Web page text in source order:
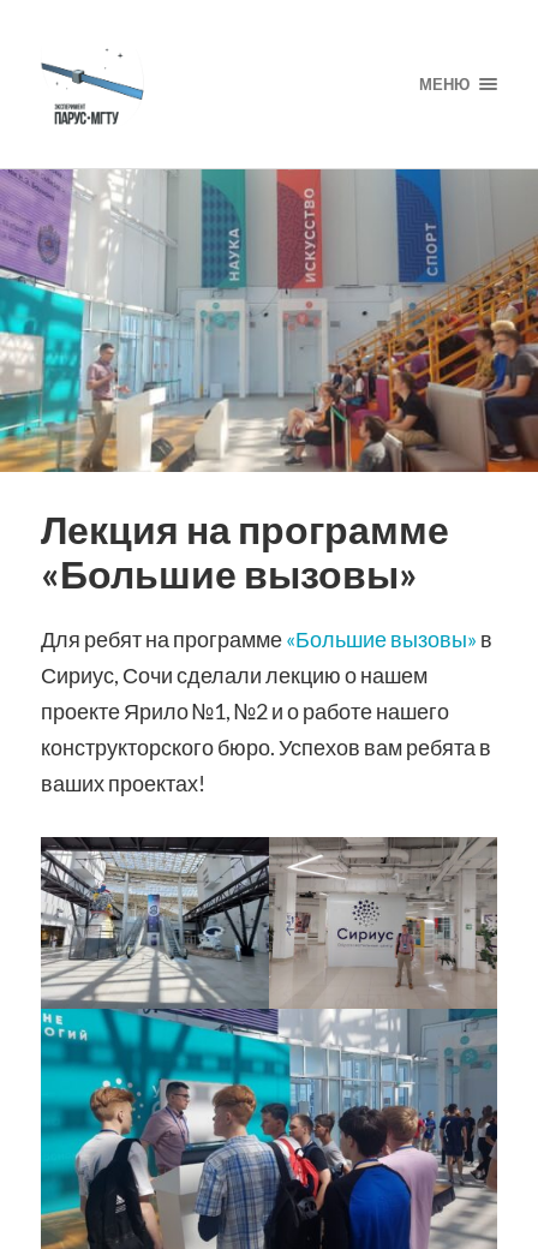
МЕНЮ
Лекция на программе
«Большие вызовы»
Для ребят на программе«Большие вызовы» в
Сириус, Сочи сделали лекцию о нашем
проекте Ярило №1, №2 и о работе нашего
конструкторского бюро. Успехов вам ребята в
ваших проектах!